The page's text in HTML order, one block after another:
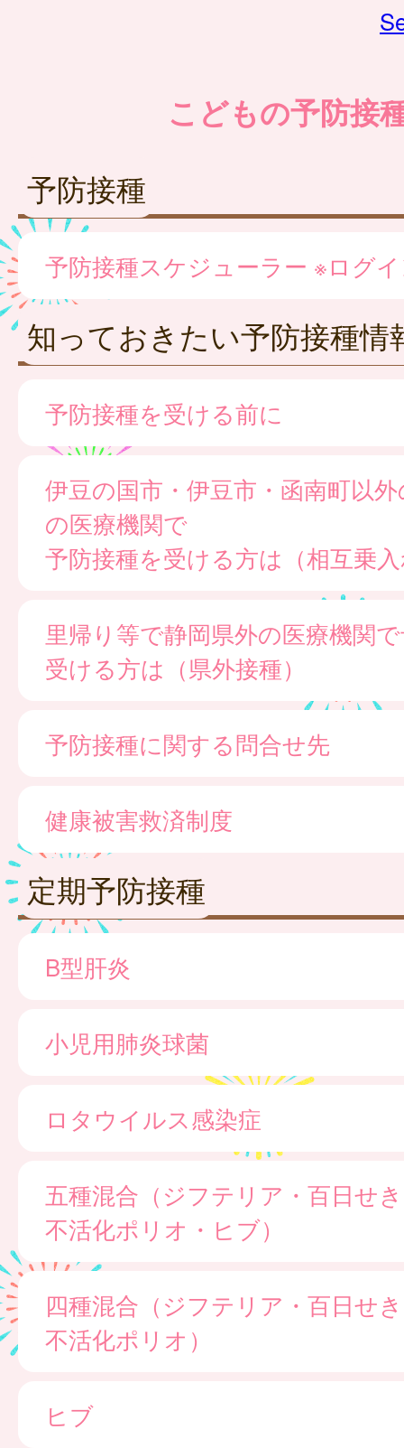
こどもの予防接
予防接種
予防接種スケジューラー ※ログ
知っておきたい予防接種情
予防接種を受ける前に
伊豆の国市・伊豆市・函南町以
の医療機関で
予防接種を受ける方は（相互乗
里帰り等で静岡県外の医療機関
受ける方は（県外接種）
予防接種に関する問合せ先
健康被害救済制度
定期予防接種
B型肝炎
小児用肺炎球菌
ロタウイルス感染症
五種混合（ジフテリア・百日せ
不活化ポリオ・ヒブ）
四種混合（ジフテリア・百日せ
不活化ポリオ）
ヒブ